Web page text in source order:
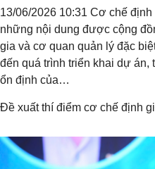
13/06/2026 10:31 Cơ chế
những nội dung được cộng
gia và cơ quan quản lý đặc
đến quá trình triển khai dự án,
ổn định của…
Đề xuất thí điểm cơ chế định